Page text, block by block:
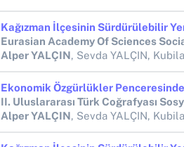
Eurasian Academy Of Sciences
Alper YALÇIN, Sevda YALÇIN,
II. Uluslararası Türk Coğrafyası
Alper YALÇIN, Sevda YALÇIN,